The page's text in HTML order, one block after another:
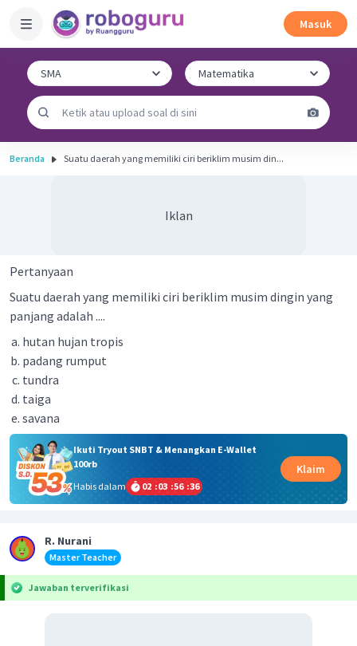
Masuk
Beranda Suatu daerah yang memiliki ciri beriklim musim din...
Iklan
Pertanyaan
Suatu daerah yang memiliki ciri beriklim musim dingin yang
panjang adalah ....
hutan hujan tropis
padang rumput
tundra
taiga
savana
Ikuti Tryout SNBT & Menangkan E-Wallet
100rb
Habis dalam
02 :03 :56 :36
Klaim
R. Nurani
Master Teacher
Jawaban terverifikasi